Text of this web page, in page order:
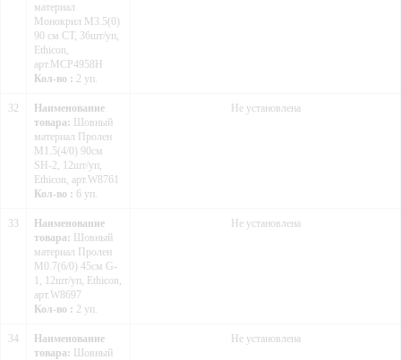
материал
Монокрил М3.5(0)
90 см CT, 36шт/уп,
Ethicon,
арт.MCP4958H
Кол-во : 2 уп.
32
Наименование
товара: Шовный
материал Пролен
M1.5(4/0) 90см
SH-2, 12шт/уп,
Ethicon, арт.W8761
Кол-во : 6 уп.
Не установлена
33
Наименование
товара: Шовный
материал Пролен
М0.7(6/0) 45см G-
1, 12шт/уп, Ethicon,
арт.W8697
Кол-во : 2 уп.
Не установлена
34
Наименование
товара: Шовный
Не установлена